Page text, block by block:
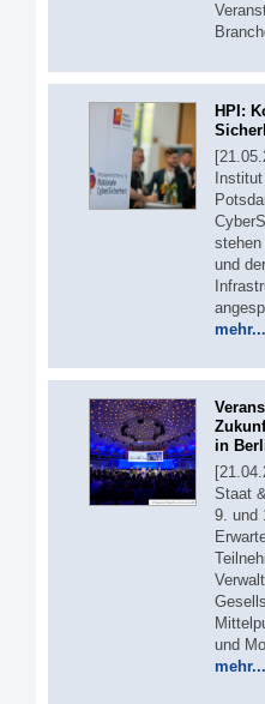
HPI:
stehen
und
mehr...
in
Staat
9. und
und
mehr...